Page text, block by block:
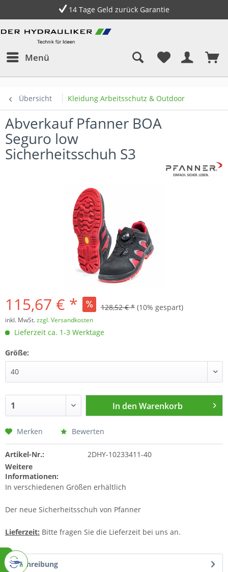
14 Tage Geld zurück Garantie
Menü
Übersicht Kleidung Arbeitsschutz & Outdoor
Abverkauf Pfanner BOA
Seguro low
Sicherheitsschuh S3
115,67 € * 128,52 € * (10% gespart)
inkl. MwSt.zzgl. Versandkosten
Lieferzeit ca. 1-3 Werktage
Größe:
In den Warenkorb
Merken Bewerten
Artikel-Nr.:
2DHY-10233411-40
Weitere
Informationen:
In verschiedenen Größen erhältlich
Der neue Sicherheitsschuh von Pfanner
Lieferzeit: Bitte fragen Sie die Lieferzeit bei uns an.
Beschreibung